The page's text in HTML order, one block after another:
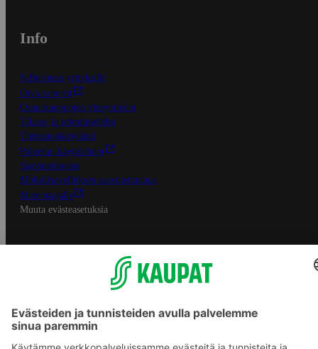
Info
S-Business yrityksille
Oiva-raportit
Osuuskauppojen yhteystiedot
Tilaus- ja toimitusehdot
Tietosuojakäytäntö
Palvelun käyttöehdot
Saavutettavuus
Mobiilisovelluksen saavutettavuus
Mainostajalle
Muuta evästeasetuksia
S-ryhmän palvelut
Asiakasomistajuus
Yhteishyvä Ruoka -sovellus